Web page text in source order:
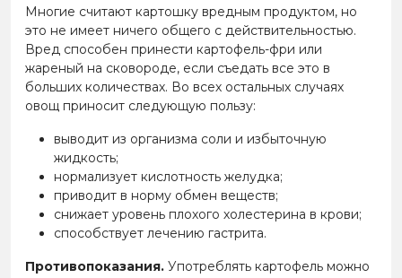
Многие считают картошку вредным продуктом, но
это не имеет ничего общего с действительностью.
Вред способен принести картофель-фри или
жареный на сковороде, если съедать все это в
больших количествах. Во всех остальных случаях
овощ приносит следующую пользу:
выводит из организма соли и избыточную
жидкость;
нормализует кислотность желудка;
приводит в норму обмен веществ;
снижает уровень плохого холестерина в крови;
способствует лечению гастрита.
Противопоказания. Употреблять картофель можно